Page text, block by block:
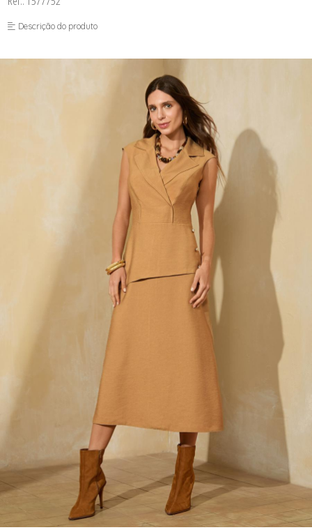
FUSEA-AGOSTO I-
LONGO-AGOSTO I-
MACAC-AGOSTO I-
Descrição do produto